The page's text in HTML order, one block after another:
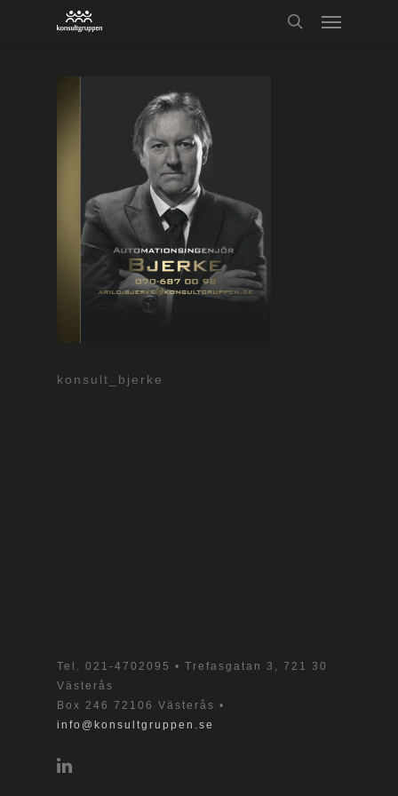
konsult_bjerke
Tel. 021-4702095 • Trefasgatan 3, 721 30
Västerås
Box 246 72106 Västerås •
info@konsultgruppen.se